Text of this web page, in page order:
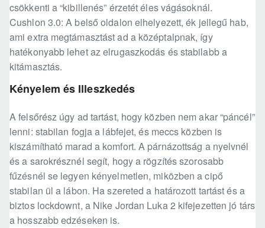
csökkenti a “kibillenés” érzetét éles vágásoknál.
Cushlon 3.0: A belső oldalon elhelyezett, ék jellegű hab,
ami extra megtámasztást ad a középtalpnak, így
hatékonyabb lehet az elrugaszkodás és stabilabb a
kitámasztás.
Kényelem és Illeszkedés
A felsőrész úgy ad tartást, hogy közben nem akar “páncél”
lenni: stabilan fogja a lábfejet, és meccs közben is
kiszámítható marad a komfort. A párnázottság a nyelvnél
és a sarokrésznél segít, hogy a rögzítés szorosabb
fűzésnél se legyen kényelmetlen, miközben a cipő
stabilan ül a lábon. Ha szereted a határozott tartást és a
biztos lockdownt, a Nike Jordan Luka 2 kifejezetten jó társ
a hosszabb edzéseken is.